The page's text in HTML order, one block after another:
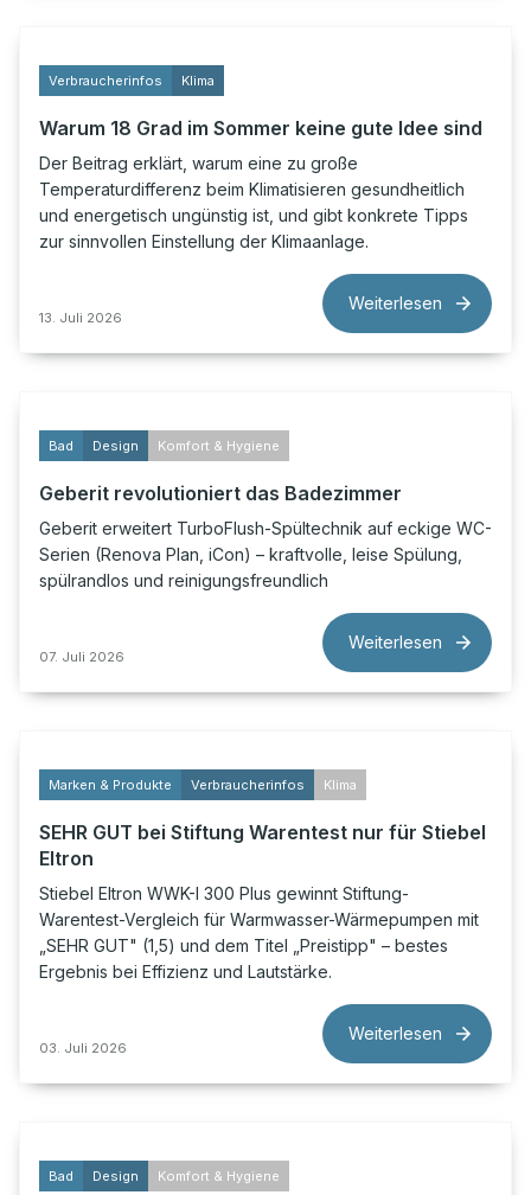
Verbraucherinfos Klima
Warum 18 Grad im Sommer keine gute Idee sind
Der Beitrag erklärt, warum eine zu große
Temperaturdifferenz beim Klimatisieren gesundheitlich
und energetisch ungünstig ist, und gibt konkrete Tipps
zur sinnvollen Einstellung der Klimaanlage.
13. Juli 2026
Weiterlesen
Bad Design Komfort & Hygiene
Geberit revolutioniert das Badezimmer
Geberit erweitert TurboFlush-Spültechnik auf eckige WC-
Serien (Renova Plan, iCon) – kraftvolle, leise Spülung,
spülrandlos und reinigungsfreundlich
07. Juli 2026
Weiterlesen
Marken & Produkte Verbraucherinfos Klima
SEHR GUT bei Stiftung Warentest nur für Stiebel
Eltron
Stiebel Eltron WWK-I 300 Plus gewinnt Stiftung-
Warentest-Vergleich für Warmwasser-Wärmepumpen mit
„SEHR GUT" (1,5) und dem Titel „Preistipp" – bestes
Ergebnis bei Effizienz und Lautstärke.
03. Juli 2026
Weiterlesen
Bad Design Komfort & Hygiene